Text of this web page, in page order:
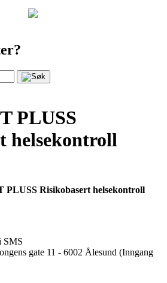
PLUSS
helsekontroll
Risikobasert helsekontroll
SMS
gate 11 - 6002 Ålesund (Inngang